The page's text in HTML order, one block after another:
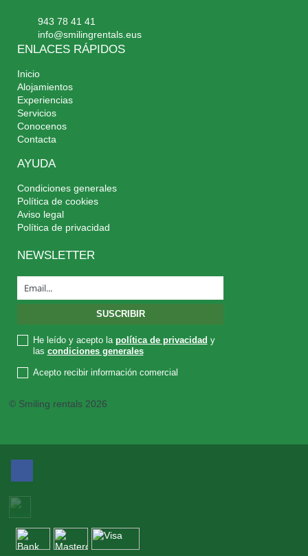
943 78 41 41
info@smilingrentals.eus
ENLACES RÁPIDOS
Inicio
Alojamientos
Experiencias
Servicios
Conocenos
Contacta
AYUDA
Condiciones generales
Política de cookies
Aviso legal
Política de privacidad
NEWSLETTER
He leído y acepto la política de privacidad y
las condiciones generales
Acepto recibir información comercial
© Smiling rentals 2026